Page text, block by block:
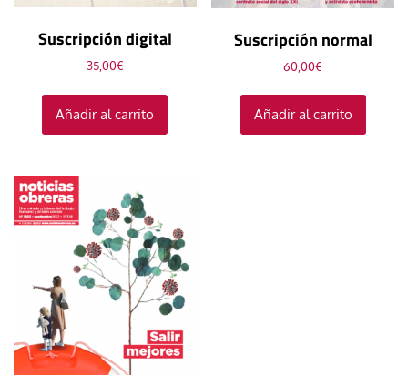
Suscripción digital
35,00€
Añadir al carrito
Suscripción normal
60,00€
Añadir al carrito